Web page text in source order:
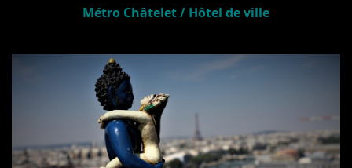
Métro Châtelet / Hôtel de ville